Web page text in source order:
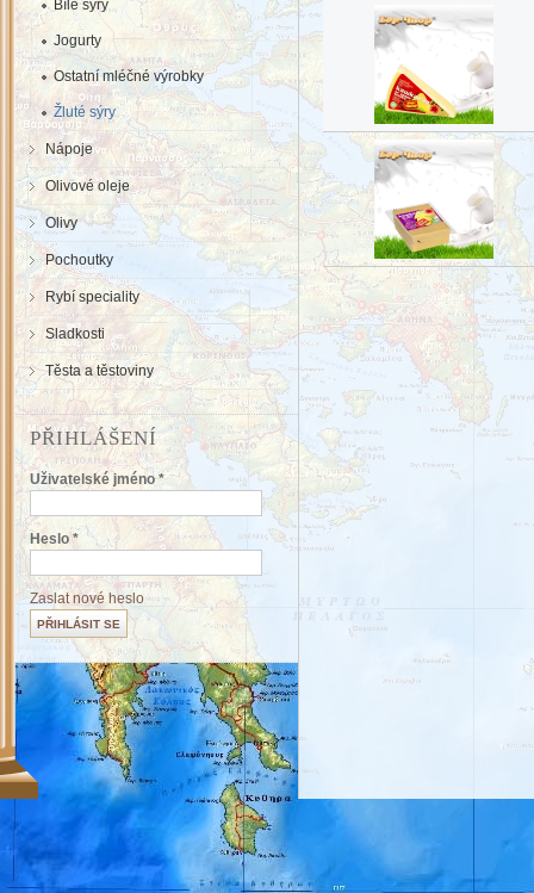
Bílé sýry
Jogurty
Ostatní mléčné výrobky
Žluté sýry
Nápoje
Olivové oleje
Olivy
Pochoutky
Rybí speciality
Sladkosti
Těsta a těstoviny
PŘIHLÁŠENÍ
Uživatelské jméno*
Heslo *
Zaslat nové heslo